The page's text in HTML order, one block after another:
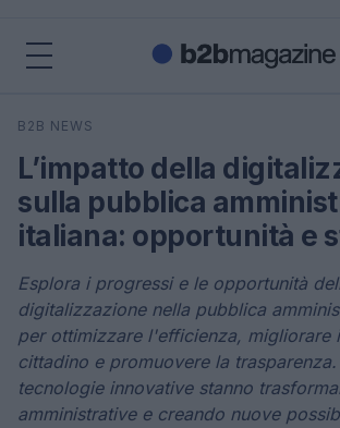
Cerca
B2B NEWS
L’impatto della
sulla pubblica
italiana: opportunità e
Esplora i progressi e le opportunità
digitalizzazione nella pubblica
per ottimizzare l'efficienza, migliorare
cittadino e promuovere la
tecnologie innovative stanno
amministrative e creando nuove